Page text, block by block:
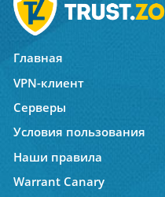
Главная
VPN-клиент
Серверы
Условия пользования
Наши правила
Warrant Canary